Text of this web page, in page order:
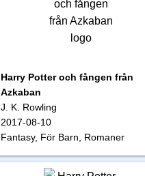
Harry Potter och fången från
Azkaban
J. K. Rowling
2017-08-10
Fantasy, För Barn, Romaner